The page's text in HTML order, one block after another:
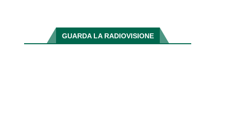
GUARDA LA RADIOVISIONE